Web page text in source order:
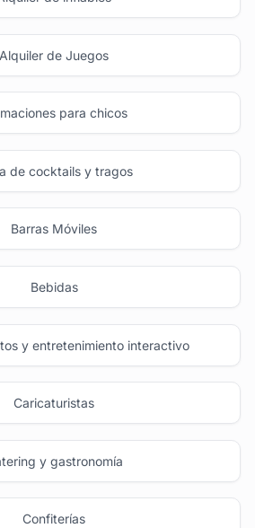
Alquiler de Juegos
para chicos
de cocktails y tragos
Barras Móviles
Bebidas
y entretenimiento interactivo
Caricaturistas
y gastronomía
Confiterías